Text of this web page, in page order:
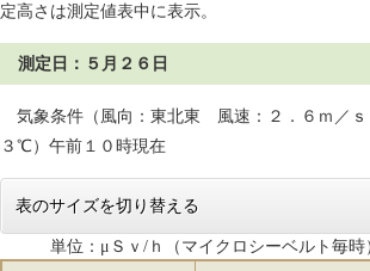
定高さは測定値表中に表示。
測定日：５月２６日
気象条件（風向：東北東 風速：２．６ｍ／
３℃）午前１０時現在
表のサイズを切り替える
単位：μＳｖ/ｈ（マイクロシーベルト毎時